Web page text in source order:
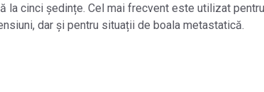
la cinci ședințe. Cel mai frecvent este utilizat
dar și pentru situații de boala metastatică.